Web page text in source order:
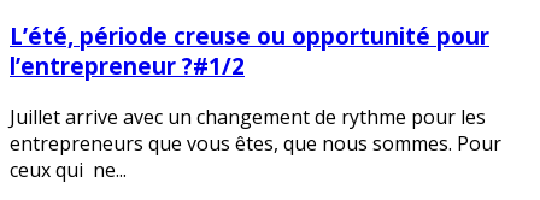
L’été, période creuse ou opportunité pour
l’entrepreneur ?#1/2
Juillet arrive avec un changement de rythme pour les
entrepreneurs que vous êtes, que nous sommes. Pour
ceux qui ne...